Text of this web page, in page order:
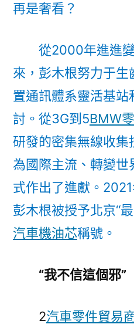
再是奢看？
從2000年進進
來，彭木根努力于
置通訊體系靈活基
討。從3G到5BMW
研發的密集無線收集
為國際主流、轉變世
式作出了進獻。
彭木根被授予北京“
汽車機油芯稱號。
“我不信這個邪”
2汽車零件貿易